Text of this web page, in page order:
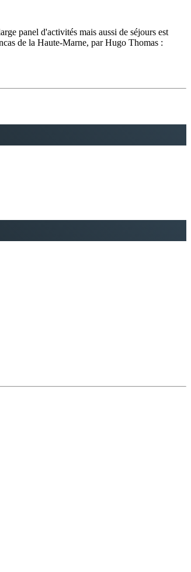
panel d'activités mais aussi de séjours est
de la Haute-Marne, par Hugo Thomas :